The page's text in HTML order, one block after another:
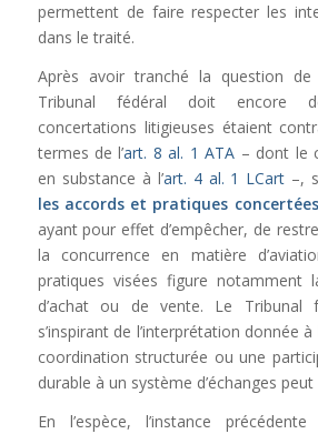
permettent de faire respecter les
dans le traité.
Après avoir tranché la question
Tribunal fédéral doit encore
concertations litigieuses étaient
termes de l’art. 8 al. 1 ATA – dont le
en substance à l’art. 4 al. 1 LCart –,
les accords et pratiques
ayant pour effet d’empêcher, de
la concurrence en matière
pratiques visées figure notamment
d’achat ou de vente. Le Tribunal
s’inspirant de l’interprétation donnée à
coordination structurée ou une
durable à un système d’échanges
En l’espèce, l’instance